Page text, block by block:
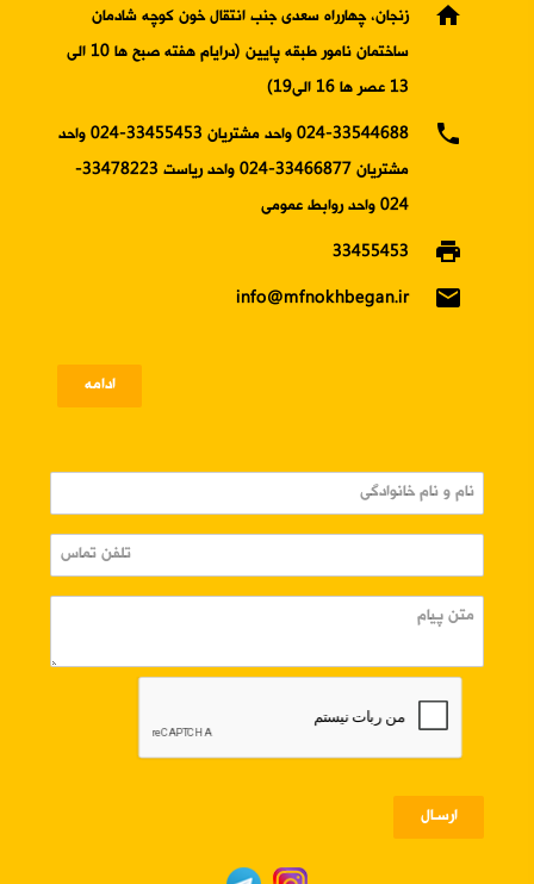
home
زنجان، چهارراه سعدی جنب انتقال خون کوچه شادمان
ساختمان نامور طبقه پایین (درایام هفته صبح ها 10 الی
13 عصر ها 16 الی19)
phone
024-33544688 واحد مشتریان 33455453-024 واحد
مشتریان 33466877-024 واحد ریاست 33478223-
024 واحد روابط عمومی
print
33455453
email
info@mfnokhbegan.ir
ادامه
ارسـال